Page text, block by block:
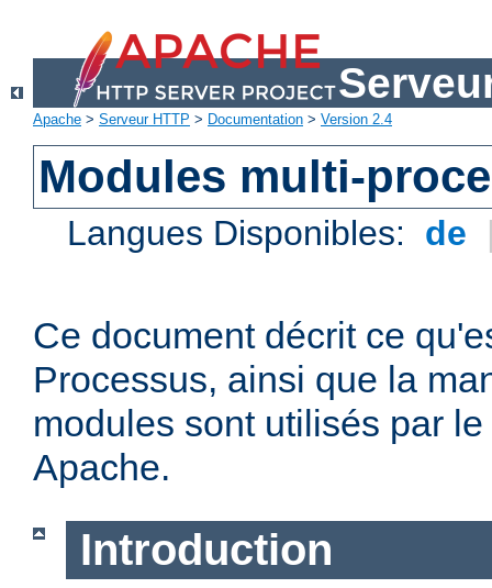
Apache > Serveur HTTP > Documentation > Version 2.4
Modules multi-
Langues Disponibles: de
Ce document décrit ce
Processus, ainsi que la
modules sont utilisés par
Apache.
Introduction